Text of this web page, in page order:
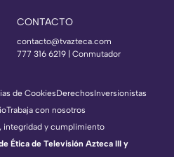
CONTACTO
contacto@tvazteca.com
777 316 6219 | Conmutador
de CookiesDerechosInversionistas
Trabaja con nosotros
integridad y cumplimiento
Ética de Televisión Azteca III y